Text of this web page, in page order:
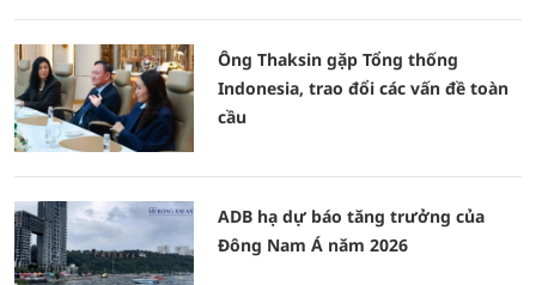
Ông Thaksin gặp Tổng thống
Indonesia, trao đổi các vấn đề toàn
cầu
ADB hạ dự báo tăng trưởng của
Đông Nam Á năm 2026